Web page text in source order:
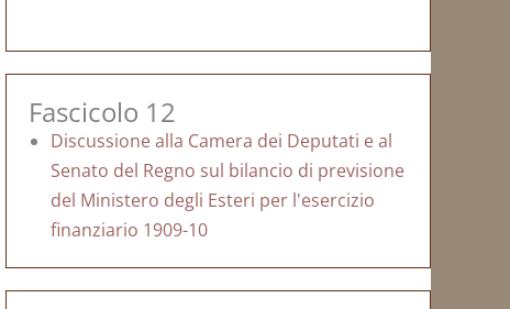
Fascicolo 12
Discussione alla Camera dei Deputati e al
Senato del Regno sul bilancio di previsione
del Ministero degli Esteri per l'esercizio
finanziario 1909-10